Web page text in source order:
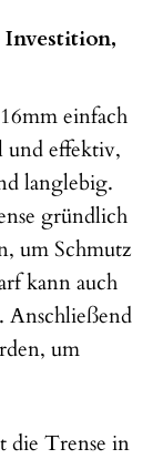
einfach
und effektiv,
langlebig.
gründlich
um Schmutz
kann auch
Anschließend
um
die Trense in